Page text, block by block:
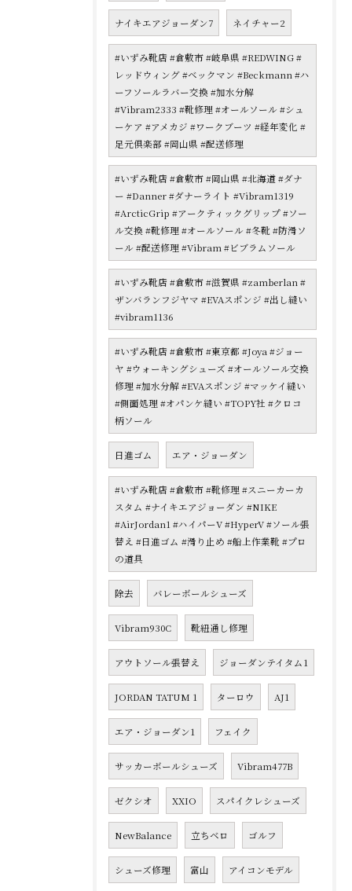
ナイキエアジョーダン7 ネイチャー2
#いずみ靴店 #倉敷市 #岐阜県 #REDWING #
レッドウィング #ベックマン #Beckmann #ハ
ーフソールラバー交換 #加水分解
#Vibram2333 #靴修理 #オールソール #シュ
ーケア #アメカジ #ワークブーツ #経年変化 #
足元倶楽部 #岡山県 #配送修理
#いずみ靴店 #倉敷市 #岡山県 #北海道 #ダナ
ー #Danner #ダナーライト #Vibram1319
#ArcticGrip #アークティックグリップ #ソー
ル交換 #靴修理 #オールソール #冬靴 #防滑ソ
ール #配送修理 #Vibram #ビブラムソール
#いずみ靴店 #倉敷市 #滋賀県 #zamberlan #
ザンバランフジヤマ #EVAスポンジ #出し縫い
#vibram1136
#いずみ靴店 #倉敷市 #東京都 #Joya #ジョー
ヤ #ウォーキングシューズ #オールソール交換
修理 #加水分解 #EVAスポンジ #マッケイ縫い
#側面処理 #オパンケ縫い #TOPY社 #クロコ
柄ソール
日進ゴム エア・ジョーダン
#いずみ靴店 #倉敷市 #靴修理 #スニーカーカ
スタム #ナイキエアジョーダン #NIKE
#AirJordan1 #ハイパーV #HyperV #ソール張
替え #日進ゴム #滑り止め #船上作業靴 #プロ
の道具
除去 バレーボールシューズ
Vibram930C 靴紐通し修理
アウトソール張替え ジョーダンテイタム1
JORDAN TATUM 1 ターロウ AJ1
エア・ジョーダン1 フェイク
サッカーボールシューズ Vibram477B
ゼクシオ XXIO スパイクレシューズ
NewBalance 立ちベロ ゴルフ
シューズ修理 富山 アイコンモデル